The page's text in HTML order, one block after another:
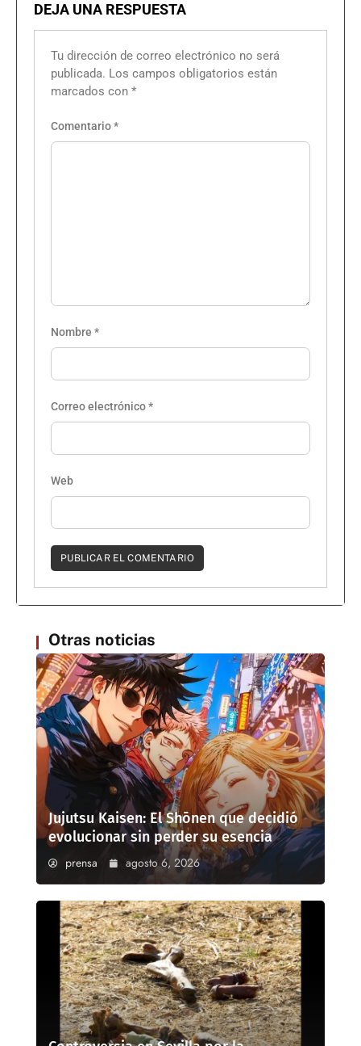
DEJA UNA RESPUESTA
Tu dirección de correo electrónico no será
publicada. Los campos obligatorios están
marcados con *
Comentario*
Nombre *
Correo electrónico*
Web
Otras noticias
Jujutsu Kaisen: El Shōnen que decidió
evolucionar sin perder su esencia
prensa agosto 6, 2026